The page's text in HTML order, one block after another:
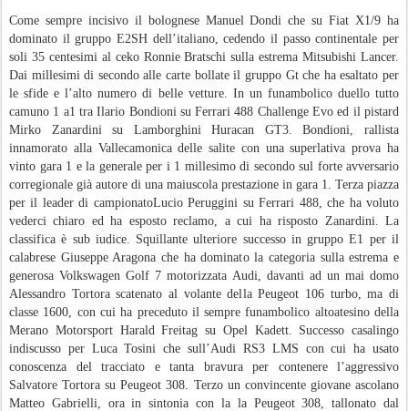
Come sempre incisivo il bolognese Manuel Dondi che su Fiat X1/9 ha
dominato il gruppo E2SH dell’italiano, cedendo il passo continentale per
soli 35 centesimi al ceko Ronnie Bratschi sulla estrema Mitsubishi Lancer.
Dai millesimi di secondo alle carte bollate il gruppo Gt che ha esaltato per
le sfide e l’alto numero di belle vetture. In un funambolico duello tutto
camuno 1 a1 tra Ilario Bondioni su Ferrari 488 Challenge Evo ed il pistard
Mirko Zanardini su Lamborghini Huracan GT3. Bondioni, rallista
innamorato alla Vallecamonica delle salite con una superlativa prova ha
vinto gara 1 e la generale per i 1 millesimo di secondo sul forte avversario
corregionale già autore di una maiuscola prestazione in gara 1. Terza piazza
per il leader di campionatoLucio Peruggini su Ferrari 488, che ha voluto
vederci chiaro ed ha esposto reclamo, a cui ha risposto Zanardini. La
classifica è sub iudice. Squillante ulteriore successo in gruppo E1 per il
calabrese Giuseppe Aragona che ha dominato la categoria sulla estrema e
generosa Volkswagen Golf 7 motorizzata Audi, davanti ad un mai domo
Alessandro Tortora scatenato al volante della Peugeot 106 turbo, ma di
classe 1600, con cui ha preceduto il sempre funambolico altoatesino della
Merano Motorsport Harald Freitag su Opel Kadett. Successo casalingo
indiscusso per Luca Tosini che sull’Audi RS3 LMS con cui ha usato
conoscenza del tracciato e tanta bravura per contenere l’aggressivo
Salvatore Tortora su Peugeot 308. Terzo un convincente giovane ascolano
Matteo Gabrielli, ora in sintonia con la la Peugeot 308, tallonato dal